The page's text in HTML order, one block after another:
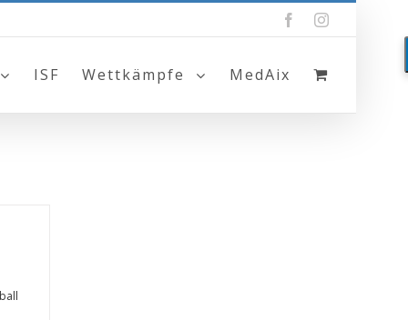
FacebookInstagram
ISF Wettkämpfe MedAix